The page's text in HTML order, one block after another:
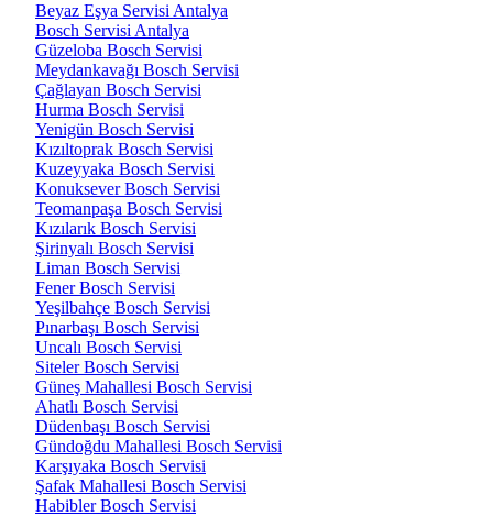
Beyaz Eşya Servisi Antalya
Bosch Servisi Antalya
Güzeloba Bosch Servisi
Meydankavağı Bosch Servisi
Çağlayan Bosch Servisi
Hurma Bosch Servisi
Yenigün Bosch Servisi
Kızıltoprak Bosch Servisi
Kuzeyyaka Bosch Servisi
Konuksever Bosch Servisi
Teomanpaşa Bosch Servisi
Kızılarık Bosch Servisi
Şirinyalı Bosch Servisi
Liman Bosch Servisi
Fener Bosch Servisi
Yeşilbahçe Bosch Servisi
Pınarbaşı Bosch Servisi
Uncalı Bosch Servisi
Siteler Bosch Servisi
Güneş Mahallesi Bosch Servisi
Ahatlı Bosch Servisi
Düdenbaşı Bosch Servisi
Gündoğdu Mahallesi Bosch Servisi
Karşıyaka Bosch Servisi
Şafak Mahallesi Bosch Servisi
Habibler Bosch Servisi